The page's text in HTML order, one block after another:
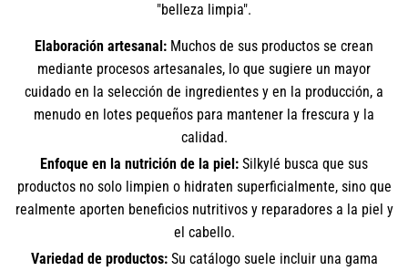
"belleza limpia".
Elaboración artesanal: Muchos de sus productos se crean
mediante procesos artesanales, lo que sugiere un mayor
cuidado en la selección de ingredientes y en la producción, a
menudo en lotes pequeños para mantener la frescura y la
calidad.
Enfoque en la nutrición de la piel: Silkylé busca que sus
productos no solo limpien o hidraten superficialmente, sino que
realmente aporten beneficios nutritivos y reparadores a la piel y
el cabello.
Variedad de productos:Su catálogo suele incluir una gama